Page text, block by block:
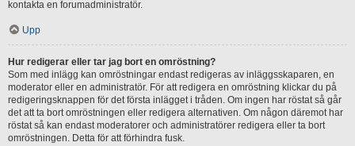
kontakta en forumadministratör.
Upp
Hur redigerar eller tar jag bort en omröstning?
Som med inlägg kan omröstningar endast redigeras av inläggsskaparen, en
moderator eller en administratör. För att redigera en omröstning klickar du på
redigeringsknappen för det första inlägget i tråden. Om ingen har röstat så går
det att ta bort omröstningen eller redigera alternativen. Om någon däremot har
röstat så kan endast moderatorer och administratörer redigera eller ta bort
omröstningen. Detta för att förhindra fusk.